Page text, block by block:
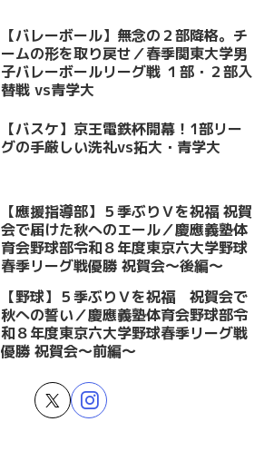
【バレーボール】無念の２部降格。チ
ームの形を取り戻せ／春季関東大学男
子バレーボールリーグ戦 １部・２部入
替戦 vs青学大
【バスケ】京王電鉄杯開幕！1部リー
グの手厳しい洗礼vs拓大・青学大
【應援指導部】５季ぶりＶを祝福 祝賀
会で届けた秋へのエール／慶應義塾体
育会野球部令和８年度東京六大学野球
春季リーグ戦優勝 祝賀会～後編～
【野球】５季ぶりＶを祝福 祝賀会で
秋への誓い／慶應義塾体育会野球部令
和８年度東京六大学野球春季リーグ戦
優勝 祝賀会～前編～